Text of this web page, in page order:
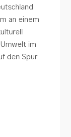
an einem
im
den Spur